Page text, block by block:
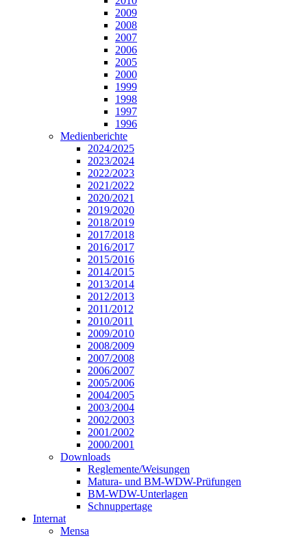
2009
2008
2007
2006
2005
2000
1999
1998
1997
1996
Medienberichte
2024/2025
2023/2024
2022/2023
2021/2022
2020/2021
2019/2020
2018/2019
2017/2018
2016/2017
2015/2016
2014/2015
2013/2014
2012/2013
2011/2012
2010/2011
2009/2010
2008/2009
2007/2008
2006/2007
2005/2006
2004/2005
2003/2004
2002/2003
2001/2002
2000/2001
Downloads
Reglemente/Weisungen
Matura- und BM-WDW-Prüfungen
BM-WDW-Unterlagen
Schnuppertage
Internat
Mensa